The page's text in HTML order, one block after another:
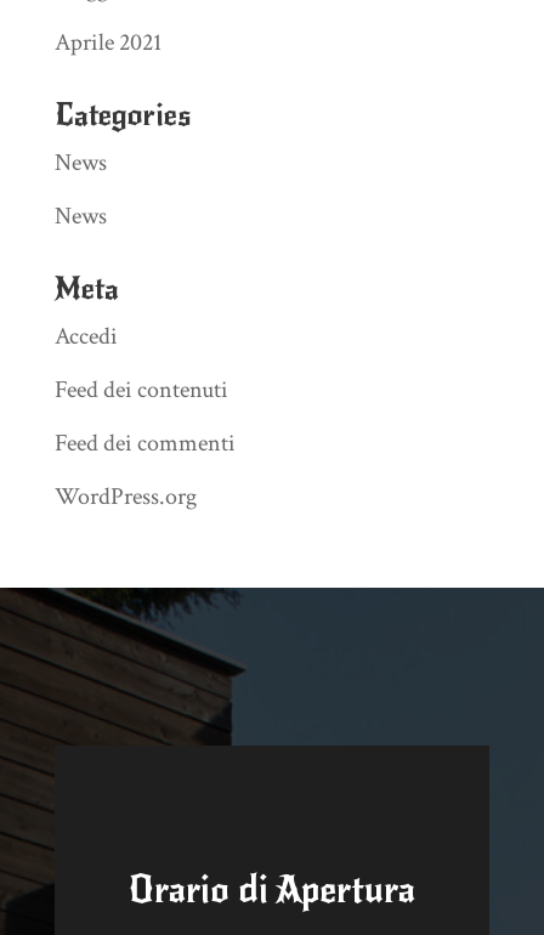
Aprile 2021
Categories
News
News
Meta
Accedi
Feed dei contenuti
Feed dei commenti
WordPress.org
Orario di Apertura